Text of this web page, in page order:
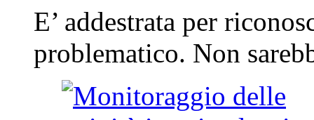
E’ addestrata per
problematico. Non